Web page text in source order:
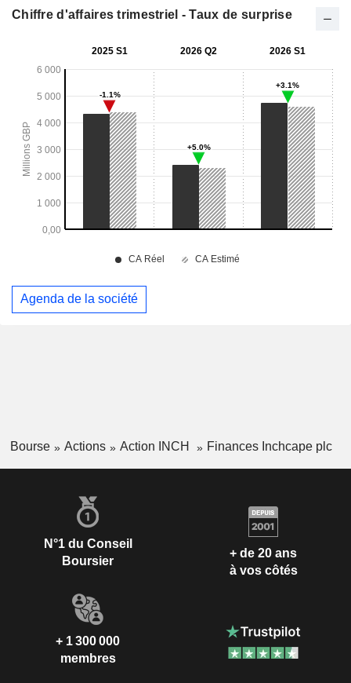
Chiffre d'affaires trimestriel - Taux de surprise
Agenda de la société
Bourse Actions Action INCH Finances Inchcape plc
N°1 du Conseil
Boursier
+ de 20 ans
à vos côtés
+ 1 300 000
membres